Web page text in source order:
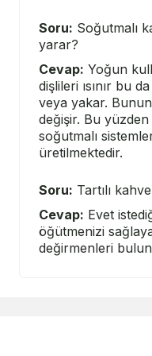
Soru: Soğutmalı
yarar?
Cevap: Yoğun
dişlileri ısınır bu
veya yakar.
değişir. Bu
soğutmalı
üretilmektedir.
Soru: Tartılı
Cevap: Evet
öğütmenizi
değirmenleri